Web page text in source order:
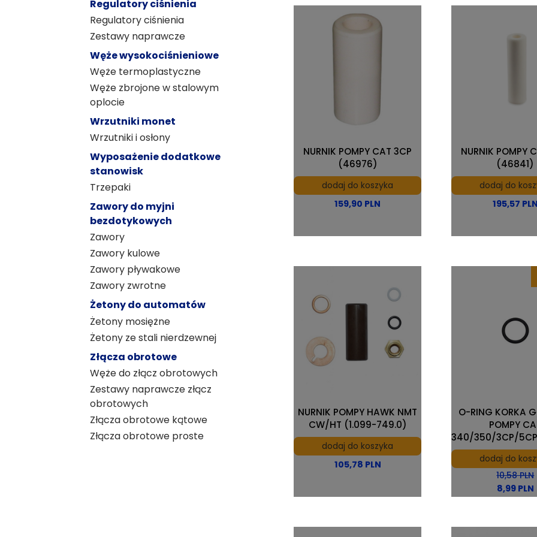
Regulatory ciśnienia
Regulatory ciśnienia
Zestawy naprawcze
Węże wysokociśnieniowe
Węże termoplastyczne
Węże zbrojone w stalowym
oplocie
Wrzutniki monet
Wrzutniki i osłony
Wyposażenie dodatkowe
stanowisk
Trzepaki
Zawory do myjni
bezdotykowych
Zawory
Zawory kulowe
Zawory pływakowe
Zawory zwrotne
Żetony do automatów
Żetony mosiężne
Żetony ze stali nierdzewnej
Złącza obrotowe
Węże do złącz obrotowych
Zestawy naprawcze złącz
obrotowych
Złącza obrotowe kątowe
Złącza obrotowe proste
159,90 PLN
NURNIK POMPY CAT 3CP
(46976)
dodaj do koszyka
195,57 PLN
NURNIK POMPY
(46841)
dodaj do
105,78 PLN
NURNIK POMPY HAWK NMT
CW/HT (1.099-749.0)
dodaj do koszyka
10,58 PLN
8,99 PLN
O-RING KORKA
POMPY
340/350/3CP/
dodaj do